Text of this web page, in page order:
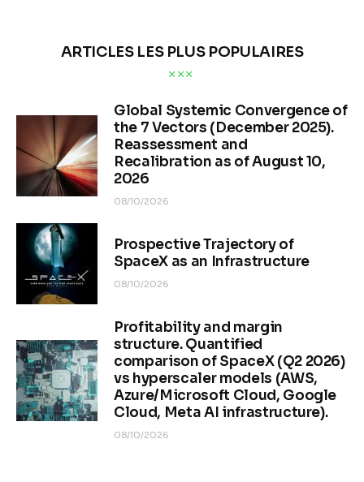
ARTICLES LES PLUS POPULAIRES
Global Systemic Convergence of
the 7 Vectors (December 2025).
Reassessment and
Recalibration as of August 10,
2026
08/10/2026
Prospective Trajectory of
SpaceX as an Infrastructure
08/10/2026
Profitability and margin
structure. Quantified
comparison of SpaceX (Q2 2026)
vs hyperscaler models (AWS,
Azure/Microsoft Cloud, Google
Cloud, Meta AI infrastructure).
08/10/2026